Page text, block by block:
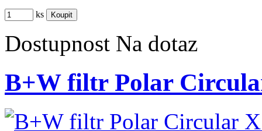
ks
Dostupnost Na dotaz
B+W filtr Polar